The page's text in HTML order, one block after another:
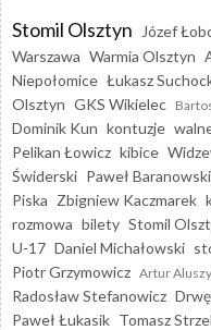
Stomil Olsztyn Józef
Warszawa Warmia Olsztyn
Niepołomice Łukasz
Olsztyn GKS Wikielec
Dominik Kun kontuzje
Pelikan Łowicz kibice
Świderski Paweł Baranowski
Piska Zbigniew Kaczmarek
rozmowa bilety Stomil
U-17 Daniel Michałowski
Piotr Grzymowicz Artur
Radosław Stefanowicz
Paweł Łukasik Tomasz